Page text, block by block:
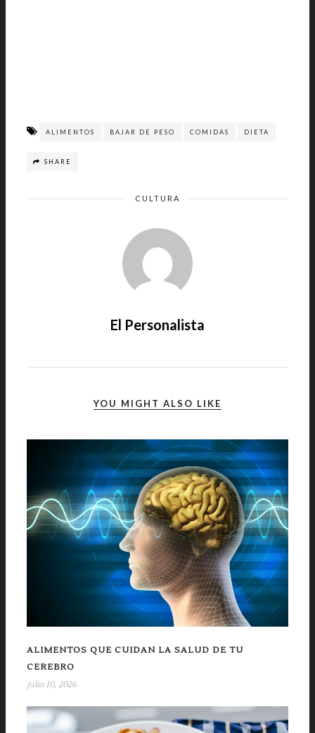
ALIMENTOS BAJAR DE PESO COMIDAS DIETA
SHARE
CULTURA
El Personalista
YOU MIGHT ALSO LIKE
ALIMENTOS QUE CUIDAN LA SALUD DE TU
CEREBRO
julio 10, 2026